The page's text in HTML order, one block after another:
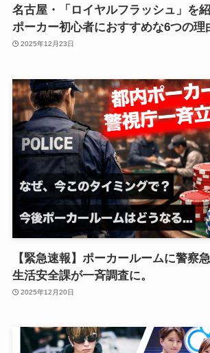
名古屋・「ロイヤルフラッシュ」を
ポーカー初心者におすすめな6つの理
2025年12月23日
【緊急速報】ポーカールームに警察
生活安全課が一斉調査に。
2025年12月20日